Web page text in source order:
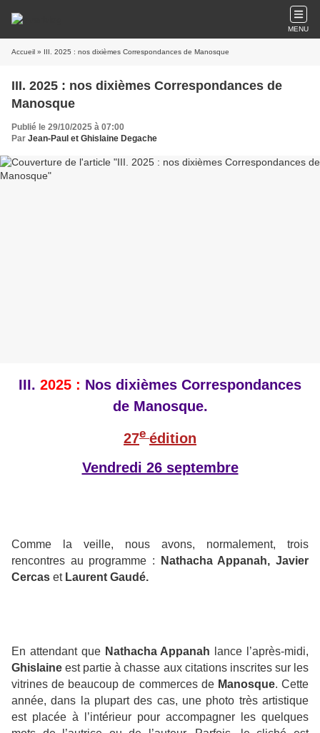
MENU
Accueil » III. 2025 : nos dixièmes Correspondances de Manosque
III. 2025 : nos dixièmes Correspondances de
Manosque
Publié le 29/10/2025 à 07:00
Par Jean-Paul et Ghislaine Degache
III. 2025 : Nos dixièmes Correspondances
de Manosque.
27e édition
Vendredi 26 septembre
Comme la veille, nous avons, normalement, trois
rencontres au programme :
Nathacha Appanah, Javier
Cercas et Laurent Gaudé.
En attendant que Nathacha Appanah lance l’après-midi,
Ghislaine est partie à chasse aux citations inscrites sur les
vitrines de beaucoup de commerces de Manosque. Cette
année, dans la plupart des cas, une photo très artistique
est placée à l’intérieur pour accompagner les quelques